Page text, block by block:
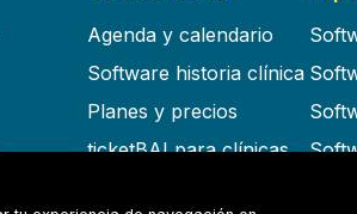
Agenda y calendario
Software historia clínica
Planes y precios
ticketBAI para clínicas